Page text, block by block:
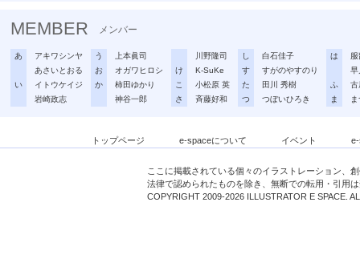
MEMBER メンバー
あ
アキワシンヤ
あさいとおる
い
イトウケイジ
岩崎政志
う
上本眞司
お
オガワヒロシ
か
柿田ゆかり
神谷一郎
川野隆司
け
K-SuKe
こ
小松原 英
さ
斉藤好和
し
白石佳子
す
すがのやすのり
た
田川 秀樹
つ
つぼいひろき
は
早
ふ
古
ま
トップページ e-spaceについて イベント
ここに掲載されている個々のイラストレーション、
法律で認められたものを除き、無断での転用・引用
COPYRIGHT 2009-2026 ILLUSTRATOR E SPACE.